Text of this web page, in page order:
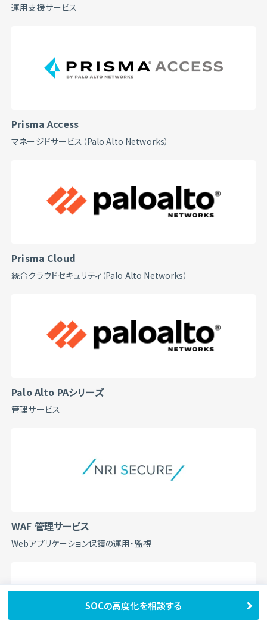
運用支援サービス
Prisma Access
マネージドサービス（Palo Alto Networks）
Prisma Cloud
統合クラウドセキュリティ（Palo Alto Networks）
Palo Alto PAシリーズ
管理サービス
WAF 管理サービス
Webアプリケーション保護の運用・監視
SOCの高度化を相談する